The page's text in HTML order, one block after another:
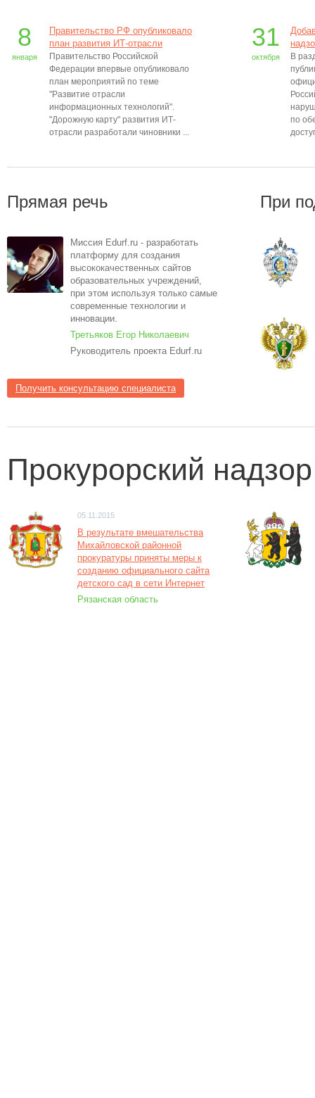
8
января
Правительство РФ опубликовало
план развития ИТ-отрасли
Правительство Российской
Федерации впервые опубликовало
план мероприятий по теме
"Развитие отрасли
информационных технологий".
"Дорожную карту" развития ИТ-
отрасли разработали чиновники ...
31
октября
В
по
Прямая речь
Миссия Edurf.ru - разработать
платформу для создания
высококачественных сайтов
образовательных учреждений,
при этом используя только самые
современные технологии и
инновации.
Третьяков Егор Николаевич
Руководитель проекта Edurf.ru
Получить консультацию специалиста
При
Прокурорский надзор
05.11.2015
В результате вмешательства
Михайловской районной
прокуратуры приняты меры к
созданию официального сайта
детского сад в сети Интернет
Рязанская область